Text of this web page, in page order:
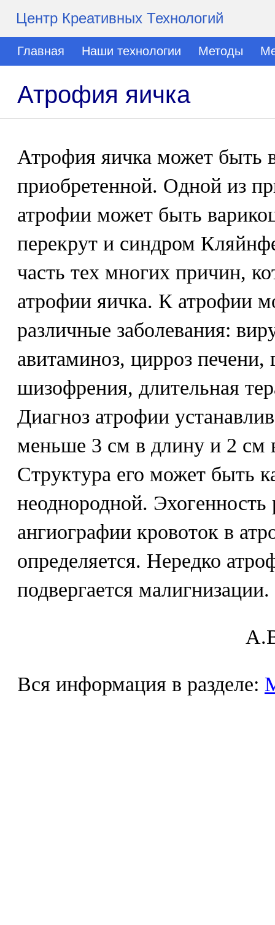
Центр Креативных Технологий
Главная Наши технологии Методы
Атрофия яичка
Атрофия яичка может быть
приобретенной. Одной из
атрофии может быть
перекрут и синдром
часть тех многих причин,
атрофии яичка. К атрофии
различные заболевания:
авитаминоз, цирроз печени,
шизофрения, длительная
Диагноз атрофии
меньше 3 см в длину и 2 см
Структура его может быть
неоднородной.
ангиографии кровоток в
определяется. Нередко
подвергается малигнизации.
Вся информация в разделе: